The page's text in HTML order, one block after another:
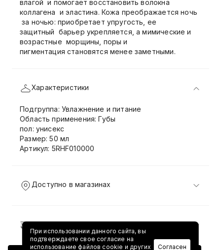
влагой и помогает восстановить волокна
коллагена и эластина. Кожа преображается ночь
за ночью: приобретает упругость, ее
защитный барьер укрепляется, а мимические и
возрастные морщины, поры и
пигментация становятся менее заметными.
Характеристики
Подгруппа: Увлажнение и питание
Область применения: Губы
пол: унисекс
Размер: 50 мл
Артикул: 5RHF010000
Доступно в магазинах
Доставка и возврат
При использовании данного сайта, вы
подтверждаете свое согласие на
использование файлов cookie и других
Согласен